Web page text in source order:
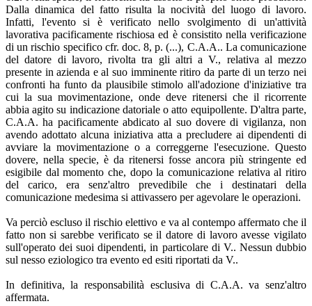
Dalla dinamica del fatto risulta la nocività del luogo di lavoro.
Infatti, l'evento si è verificato nello svolgimento di un'attività
lavorativa pacificamente rischiosa ed è consistito nella verificazione
di un rischio specifico cfr. doc. 8, p. (...), C.A.A.. La comunicazione
del datore di lavoro, rivolta tra gli altri a V., relativa al mezzo
presente in azienda e al suo imminente ritiro da parte di un terzo nei
confronti ha funto da plausibile stimolo all'adozione d'iniziative tra
cui la sua movimentazione, onde deve ritenersi che il ricorrente
abbia agito su indicazione datoriale o atto equipollente. D'altra parte,
C.A.A. ha pacificamente abdicato al suo dovere di vigilanza, non
avendo adottato alcuna iniziativa atta a precludere ai dipendenti di
avviare la movimentazione o a correggerne l'esecuzione. Questo
dovere, nella specie, è da ritenersi fosse ancora più stringente ed
esigibile dal momento che, dopo la comunicazione relativa al ritiro
del carico, era senz'altro prevedibile che i destinatari della
comunicazione medesima si attivassero per agevolare le operazioni.
Va perciò escluso il rischio elettivo e va al contempo affermato che il
fatto non si sarebbe verificato se il datore di lavoro avesse vigilato
sull'operato dei suoi dipendenti, in particolare di V.. Nessun dubbio
sul nesso eziologico tra evento ed esiti riportati da V..
In definitiva, la responsabilità esclusiva di C.A.A. va senz'altro
affermata.